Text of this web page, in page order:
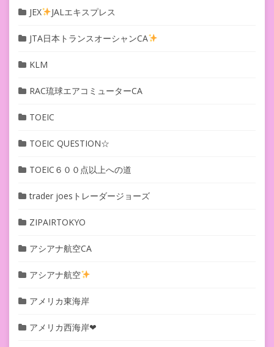
JEX JALエキスプレス
JTA日本トランスオーシャンCA
KLM
RAC琉球エアコミューターCA
TOEIC
TOEIC QUESTION☆
TOEIC６００点以上への道
trader joesトレーダージョーズ
ZIPAIRTOKYO
アシアナ航空CA
アシアナ航空
アメリカ東海岸
アメリカ西海岸❤︎